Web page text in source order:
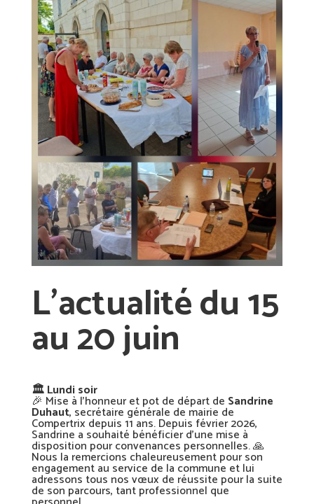
L’actualité du 15
au 20 juin
🏛️ Lundi soir
🎉 Mise à l’honneur et pot de départ de Sandrine
Duhaut, secrétaire générale de mairie de
Compertrix depuis 11 ans. Depuis février 2026,
Sandrine a souhaité bénéficier d’une mise à
disposition pour convenances personnelles. 🙏
Nous la remercions chaleureusement pour son
engagement au service de la commune et lui
adressons tous nos vœux de réussite pour la suite
de son parcours, tant professionnel que